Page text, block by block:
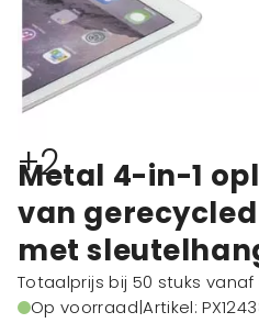
+2
Metal 4-in-1
van
met
Totaalprijs bij 50 stuks vanaf
Op voorraad|Artikel: